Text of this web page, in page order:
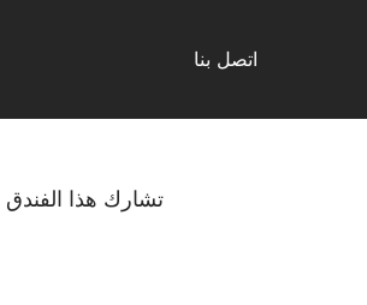
اتصل بنا
تشارك هذا الفندق